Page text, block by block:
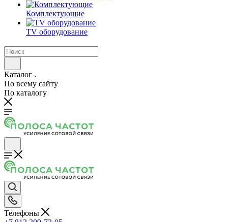
Комплектующие
TV оборудование
Каталог
По всему сайту
По каталогу
Телефоны